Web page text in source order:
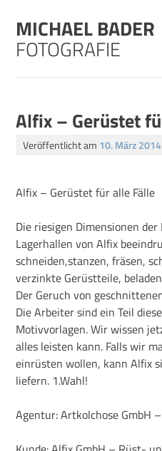
contentMICHAEL BADER
FOTOGRAFIE
Alfix – Gerüstet
Veröffentlicht am 10. März 2014
Alfix – Gerüstet für alle Fälle
Die riesigen Dimensionen
Lagerhallen von Alfix
schneiden,stanzen, fräsen,
verzinkte Gerüstteile,
Der Geruch von
Die Arbeiter sind ein Teil
Motivvorlagen. Wir wissen
alles leisten kann. Falls wir
einrüsten wollen, kann Alfix
liefern. 1.Wahl!
Agentur: Artkolchose GmbH